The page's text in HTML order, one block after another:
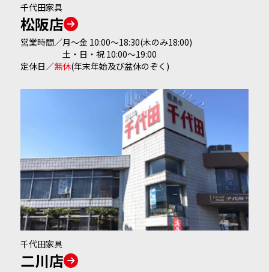
千代田家具
松阪店
営業時間／月～金 10:00～18:30(木のみ18:00)
土・日・祝 10:00～19:00
定休日 ／無休(年末年始及び盆休のぞく)
千代田家具
二川店